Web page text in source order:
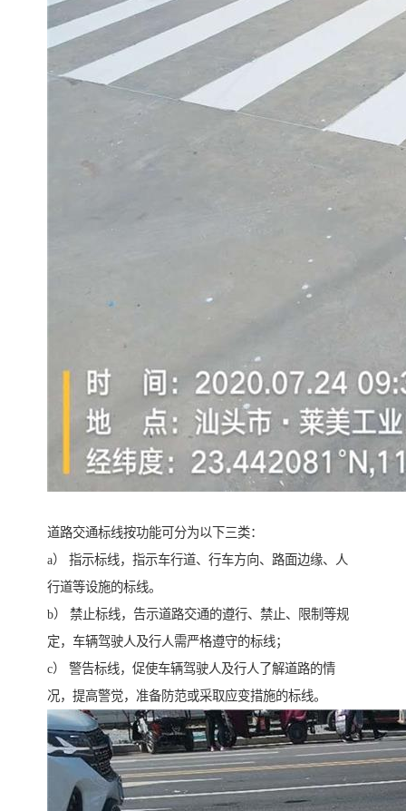
道路交通标线按功能可分为以下三类：
a） 指示标线，指示车行道、行车方向、路面边缘、人
行道等设施的标线。
b） 禁止标线，告示道路交通的遵行、禁止、限制等规
定，车辆驾驶人及行人需严格遵守的标线；
c） 警告标线，促使车辆驾驶人及行人了解道路的情
况，提高警觉，准备防范或采取应变措施的标线。